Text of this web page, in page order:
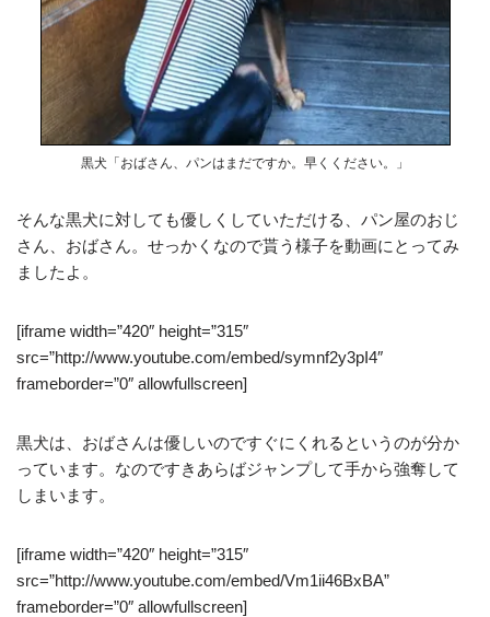
黒犬「おばさん、パンはまだですか。早くください。」
そんな黒犬に対しても優しくしていただける、パン屋のおじ
さん、おばさん。せっかくなので貰う様子を動画にとってみ
ましたよ。
[iframe width=”420″ height=”315″
src=”http://www.youtube.com/embed/symnf2y3pI4″
frameborder=”0″ allowfullscreen]
黒犬は、おばさんは優しいのですぐにくれるというのが分か
っています。なのですきあらばジャンプして手から強奪して
しまいます。
[iframe width=”420″ height=”315″
src=”http://www.youtube.com/embed/Vm1ii46BxBA”
frameborder=”0″ allowfullscreen]